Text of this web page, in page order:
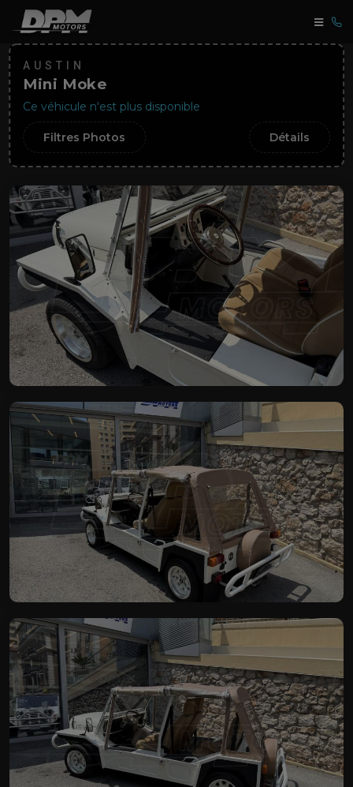
AUSTIN
Mini Moke
Ce véhicule n'est plus disponible
Filtres Photos Détails